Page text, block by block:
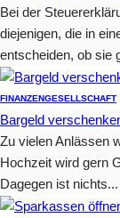
Bei der
diejenigen, die in
entscheiden, ob sie
FINANZENGESELLSCHAFT
Bargeld
Zu vielen Anlässen
Hochzeit wird gern
Dagegen ist nichts...